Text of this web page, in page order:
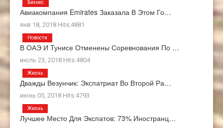
Авиакомпания Emirates Заказала В Этом Го…
янв 18, 2018 Hits:4881
Бизнес
В ОАЭ И Тунисе Отменены Соревнования По …
июль 23, 2018 Hits:4804
Новости
Дважды Везунчик: Экспатриат Во Второй Ра…
июнь 05, 2018 Hits:4793
Жизнь
Лучшее Место Для Экспатов: 73% Иностранц…
Жизнь